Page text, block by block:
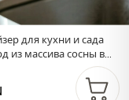
для кухни и сада
из массива сосны в